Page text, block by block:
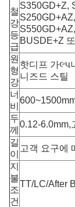
철
강
등
급
S350GD+Z,
BUSDE+Z
원
형
강
핫디프 가લ્પ
니즈드 스틸
너
비
두
께
0.12-6.0mm,
길
이
고객 요구에
지
불
조
건
TT/LC/After